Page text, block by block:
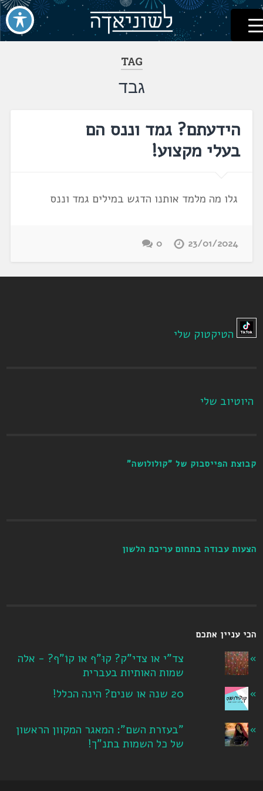
דלג
לתוכן
לשוניאדה
עברית. לשון. שפה
TAG
גבד
הידעתם? גמד וננס הם
בעלי מקצוע!
גלו מה מלמד אותנו הדגש במילים גמד וננס
23/01/2024
0
הטיקטוק שלי
היוטיוב שלי
קבוצת הפייסבוק של "קולולושה"
הצעות עבודה בתחום עריכת הלשון
הכי עניין אתכם
צד"י או צדי"ק? קוּ"ף או קוֹ"ף? - אלה
שמות האותיות בעברית
20 שנה או שנים? הינה הכלל!
"בעזרת השם": המאגר המקוון הראשון
של כל השמות בתנ"ך!